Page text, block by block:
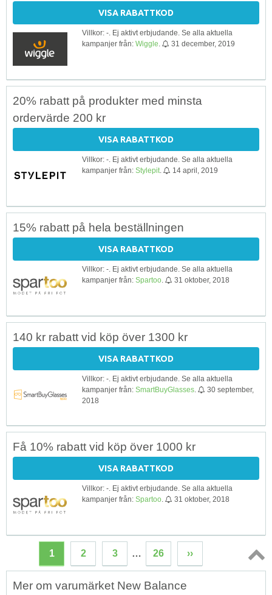
VISA RABATTKOD
Villkor: -. Ej aktivt erbjudande. Se alla aktuella
kampanjer från: Wiggle 31 december, 2019
20% rabatt på produkter med minsta
ordervärde 200 kr
VISA RABATTKOD
Villkor: -. Ej aktivt erbjudande. Se alla aktuella
kampanjer från: Stylepit 14 april, 2019
15% rabatt på hela beställningen
VISA RABATTKOD
Villkor: -. Ej aktivt erbjudande. Se alla aktuella
kampanjer från: Spartoo 31 oktober, 2018
140 kr rabatt vid köp över 1300 kr
VISA RABATTKOD
Villkor: -. Ej aktivt erbjudande. Se alla aktuella
kampanjer från: SmartBuyGlasses
30 september,
2018
Få 10% rabatt vid köp över 1000 kr
VISA RABATTKOD
Villkor: -. Ej aktivt erbjudande. Se alla aktuella
kampanjer från: Spartoo 31 oktober, 2018
1 2 3 … 26 ››
Topp
Mer om varumärket New Balance